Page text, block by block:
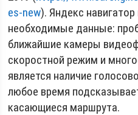
es-new). Яндекс
необходимые данные:
ближайшие камеры
скоростной режим и
является наличие
любое время
касающиеся маршрута.